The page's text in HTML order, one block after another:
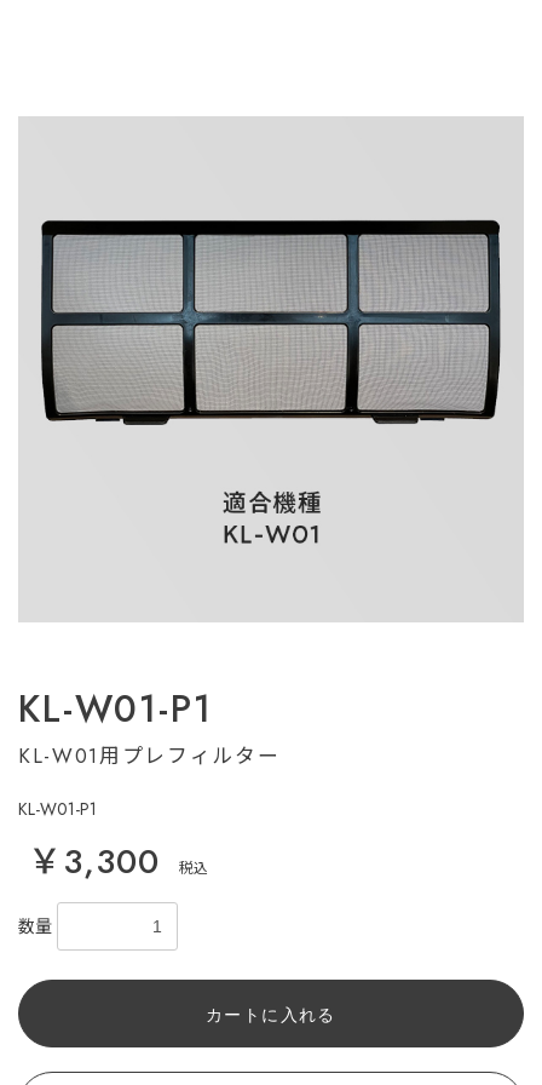
KL-W01-P1
KL-W01用プレフィルター
KL-W01-P1
￥3,300 税込
数量
カートに入れる